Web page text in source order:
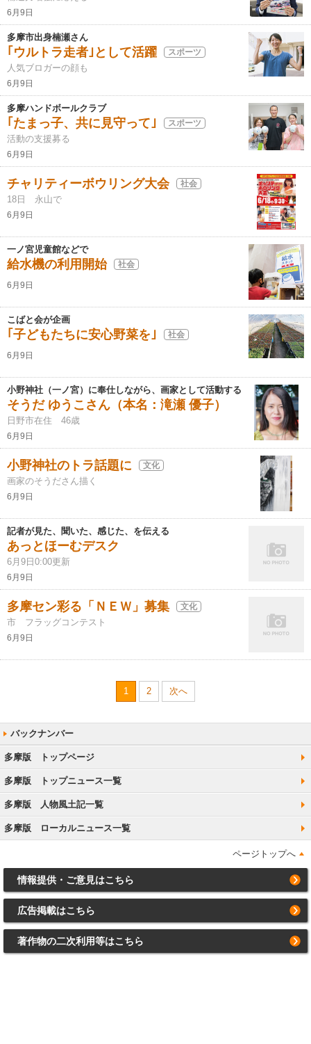
6月9日
多摩市出身楠瀬さん
｢ウルトラ走者｣として活躍 スポーツ
人気ブロガーの顔も
6月9日
多摩ハンドボールクラブ
｢たまっ子、共に見守って｣ スポーツ
活動の支援募る
6月9日
チャリティーボウリング大会 社会
18日 永山で
6月9日
一ノ宮児童館などで
給水機の利用開始 社会
6月9日
こばと会が企画
｢子どもたちに安心野菜を｣ 社会
6月9日
小野神社（一ノ宮）に奉仕しながら、画家として活動する
そうだ ゆうこさん（本名：滝瀬 優子）
日野市在住 46歳
6月9日
小野神社のトラ話題に 文化
画家のそうださん描く
6月9日
記者が見た、聞いた、感じた、を伝える
あっとほーむデスク
6月9日0:00更新
6月9日
多摩セン彩る「ＮＥＷ」募集 文化
市 フラッグコンテスト
6月9日
1 2 次へ
多摩版 トップページ
多摩版 トップニュース一覧
多摩版 人物風土記一覧
多摩版 ローカルニュース一覧
ページトップへ
情報提供・ご意見はこちら
広告掲載はこちら
著作物の二次利用等はこちら